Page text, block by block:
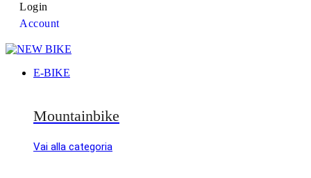
Login
Account
E-BIKE
Mountainbike
Vai alla categoria